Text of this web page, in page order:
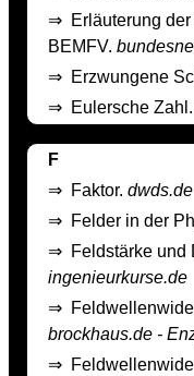
⇒ Erläuterung
BEMFV.
⇒ Erzwungene
⇒ Eulersche Zahl.
F
⇒ Faktor. dwds.de
⇒ Felder in der
⇒ Feldstärke und
ingenieurkurse.de
⇒
brockhaus.de -
⇒